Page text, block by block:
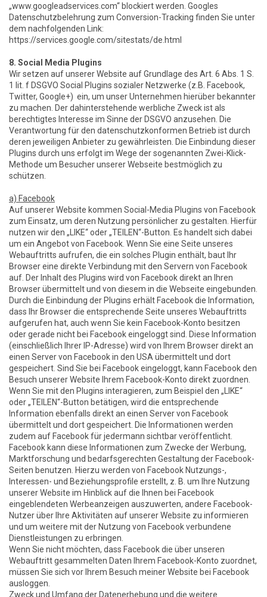
„www.googleadservices.com“ blockiert werden. Googles
Datenschutzbelehrung zum Conversion-Tracking finden Sie unter
dem nachfolgenden Link:
https://services.google.com/sitestats/de.html
8. Social Media Plugins
Wir setzen auf unserer Website auf Grundlage des Art. 6 Abs. 1 S.
1 lit. f DSGVO Social Plugins sozialer Netzwerke (z.B. Facebook,
Twitter, Google+) ein, um unser Unternehmen hierüber bekannter
zu machen. Der dahinterstehende werbliche Zweck ist als
berechtigtes Interesse im Sinne der DSGVO anzusehen. Die
Verantwortung für den datenschutzkonformen Betrieb ist durch
deren jeweiligen Anbieter zu gewährleisten. Die Einbindung dieser
Plugins durch uns erfolgt im Wege der sogenannten Zwei-Klick-
Methode um Besucher unserer Webseite bestmöglich zu
schützen.
a) Facebook
Auf unserer Website kommen Social-Media Plugins von Facebook
zum Einsatz, um deren Nutzung persönlicher zu gestalten. Hierfür
nutzen wir den „LIKE“ oder „TEILEN“-Button. Es handelt sich dabei
um ein Angebot von Facebook. Wenn Sie eine Seite unseres
Webauftritts aufrufen, die ein solches Plugin enthält, baut Ihr
Browser eine direkte Verbindung mit den Servern von Facebook
auf. Der Inhalt des Plugins wird von Facebook direkt an Ihren
Browser übermittelt und von diesem in die Webseite eingebunden.
Durch die Einbindung der Plugins erhält Facebook die Information,
dass Ihr Browser die entsprechende Seite unseres Webauftritts
aufgerufen hat, auch wenn Sie kein Facebook-Konto besitzen
oder gerade nicht bei Facebook eingeloggt sind. Diese Information
(einschließlich Ihrer IP-Adresse) wird von Ihrem Browser direkt an
einen Server von Facebook in den USA übermittelt und dort
gespeichert. Sind Sie bei Facebook eingeloggt, kann Facebook den
Besuch unserer Website Ihrem Facebook-Konto direkt zuordnen.
Wenn Sie mit den Plugins interagieren, zum Beispiel den „LIKE“
oder „TEILEN“-Button betätigen, wird die entsprechende
Information ebenfalls direkt an einen Server von Facebook
übermittelt und dort gespeichert. Die Informationen werden
zudem auf Facebook für jedermann sichtbar veröffentlicht.
Facebook kann diese Informationen zum Zwecke der Werbung,
Marktforschung und bedarfsgerechten Gestaltung der Facebook-
Seiten benutzen. Hierzu werden von Facebook Nutzungs-,
Interessen- und Beziehungsprofile erstellt, z. B. um Ihre Nutzung
unserer Website im Hinblick auf die Ihnen bei Facebook
eingeblendeten Werbeanzeigen auszuwerten, andere Facebook-
Nutzer über Ihre Aktivitäten auf unserer Website zu informieren
und um weitere mit der Nutzung von Facebook verbundene
Dienstleistungen zu erbringen.
Wenn Sie nicht möchten, dass Facebook die über unseren
Webauftritt gesammelten Daten Ihrem Facebook-Konto zuordnet,
müssen Sie sich vor Ihrem Besuch meiner Website bei Facebook
ausloggen.
Zweck und Umfang der Datenerhebung und die weitere